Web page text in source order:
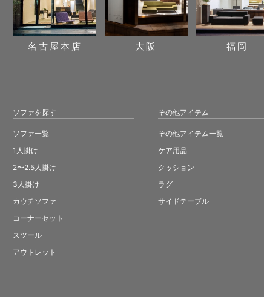
名古屋本店 大阪 福岡
ソファを探す
ソファ一覧
1人掛け
2〜2.5人掛け
3人掛け
カウチソファ
コーナーセット
スツール
アウトレット
その他アイテム
その他アイテム一覧
ケア用品
クッション
ラグ
サイドテーブル